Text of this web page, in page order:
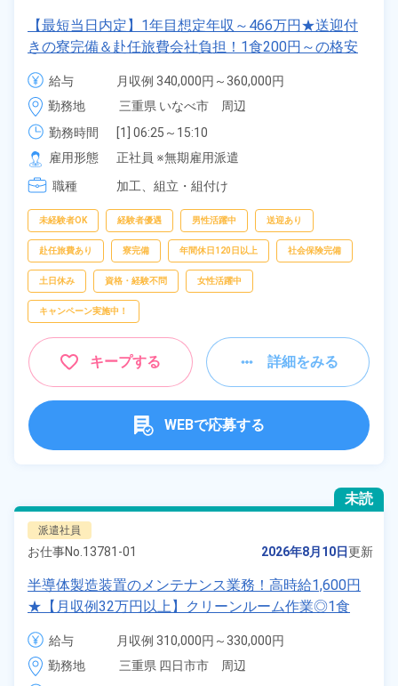
【最短当日内定】1年目想定年収～466万円★送迎付
きの寮完備＆赴任旅費会社負担！1食200円～の格安
食堂利用可◎土日休み＆年間休日122日でプライベー
ト充実♪ボデーや組立など自動車の製造業務！《三重
県いなべ市》
給与
月収例 340,000円～360,000円
給与 251,000円～251,000円
勤務地
三重県 いなべ市　周辺
勤務時間
[1] 06:25～15:10
[2] 17:05～01:50
[3] 08:30～17:30
[4] 08:30～17:25
雇用形態
正社員 ※無期雇用派遣
職種
加工、 組立・組付け
未経験者OK 経験者優遇 男性活躍中 送迎あり
赴任旅費あり 寮完備 年間休日120日以上 社会保険完備
土日休み 資格・経験不問 女性活躍中
キャンペーン実施中！
キープする 詳細をみる
WEBで応募する
未読
派遣社員
お仕事No. 13781-01 2026年8月10日更新
半導体製造装置のメンテナンス業務！高時給1,600円
★【月収例32万円以上】クリーンルーム作業◎1食
200円～の格安食堂あり！嬉しい送迎あり◎マイカー
通勤可＆無料駐車場完備◎友達同士・カップルでの応
募OK★《三重県四日市市》
給与
月収例 310,000円～330,000円
時給 1,600円～1,600円
勤務地
三重県 四日市市　周辺